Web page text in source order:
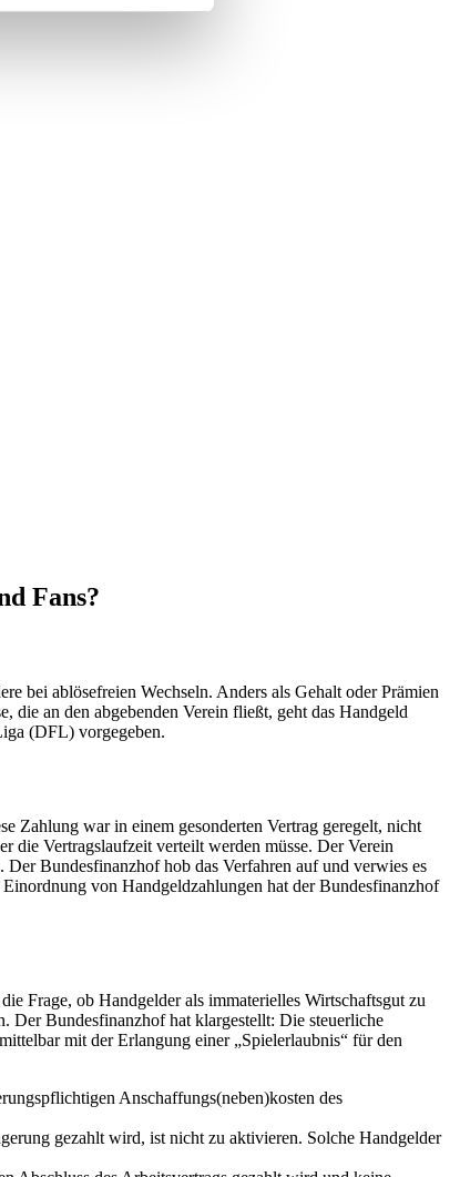
Fans?
bei ablösefreien Wechseln. Anders als Gehalt oder Prämien
die an den abgebenden Verein fließt, geht das Handgeld
(DFL) vorgegeben.
Zahlung war in einem gesonderten Vertrag geregelt, nicht
die Vertragslaufzeit verteilt werden müsse. Der Verein
Bundesfinanzhof hob das Verfahren auf und verwies es
von Handgeldzahlungen hat der Bundesfinanzhof
Frage, ob Handgelder als immaterielles Wirtschaftsgut zu
Der Bundesfinanzhof hat klargestellt: Die steuerliche
mit der Erlangung einer „Spielerlaubnis“ für den
Anschaffungs(neben)kosten des
gezahlt wird, ist nicht zu aktivieren. Solche Handgelder